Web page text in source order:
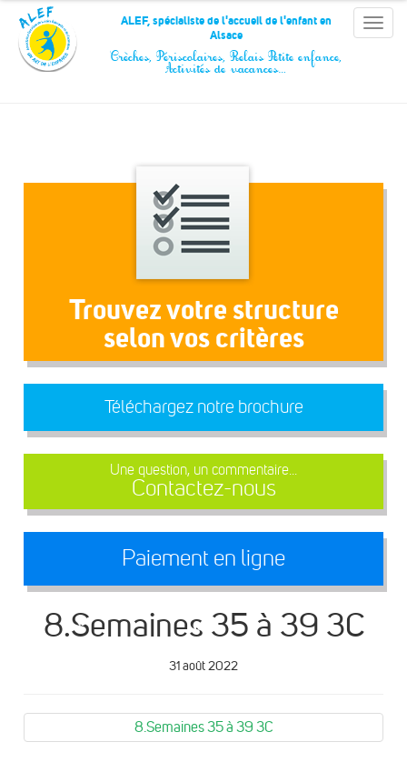
Panneau de gestion des cookies
Toggle
ALEF, spécialiste de l'accueil de l'enfant en
Alsace
Crèches, Périscolaires, Relais Petite enfance,
Activités de vacances…
Trouvez votre structure
selon vos critères
Téléchargez notre brochure
Une question, un commentaire...
Contactez-nous
Paiement en ligne
8.Semaines 35 à 39 3C
31 août 2022
8.Semaines 35 à 39 3C